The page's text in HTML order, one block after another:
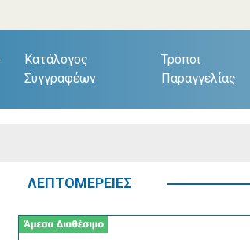
Κατάλογος
Συγγραφέων
Τρόποι
Παραγγελίας
ΛΕΠΤΟΜΕΡΕΙΕΣ